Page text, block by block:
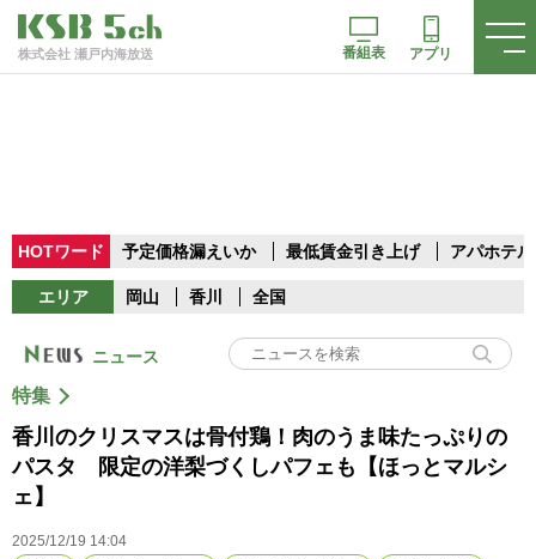
株式会社 瀬戸内海放送 番組表 アプリ
HOTワード 予定価格漏えいか 最低賃金引き上げ アパホテル
エリア 岡山 香川 全国
ニュース
特集
香川のクリスマスは骨付鶏！肉のうま味たっぷりの
パスタ 限定の洋梨づくしパフェも【ほっとマルシ
ェ】
2025/12/19 14:04